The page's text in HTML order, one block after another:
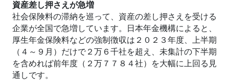
資産差し押さえが急増
社会保険料の滞納を巡って、資産の差し押さえを受ける
企業が全国で急増しています。日本年金機構によると、
厚生年金保険料などの強制徴収は２０２３年度、上半期
（４～９月）だけで２万６千社を超え、未集計の下半期
を含めれば前年度（２万７７８４社）を大幅に上回る見
通しです。